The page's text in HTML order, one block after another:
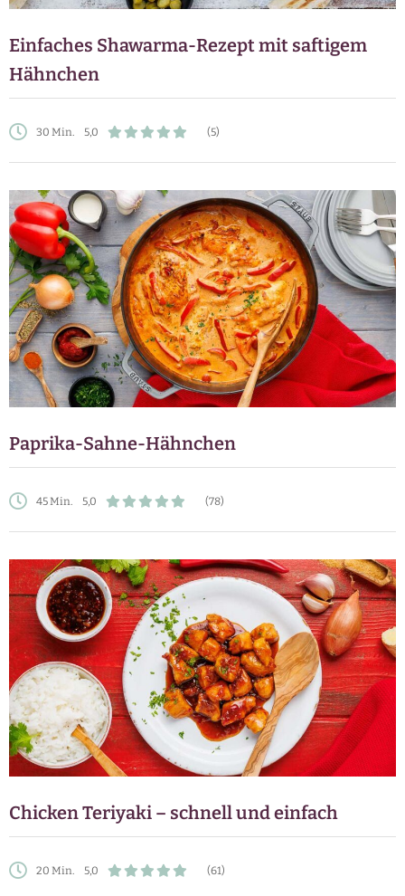
Einfaches Shawarma-Rezept mit saftigem
Hähnchen
30 Min. 5,0 (5)
Paprika-Sahne-Hähnchen
45 Min. 5,0 (78)
Chicken Teriyaki – schnell und einfach
20 Min. 5,0 (61)